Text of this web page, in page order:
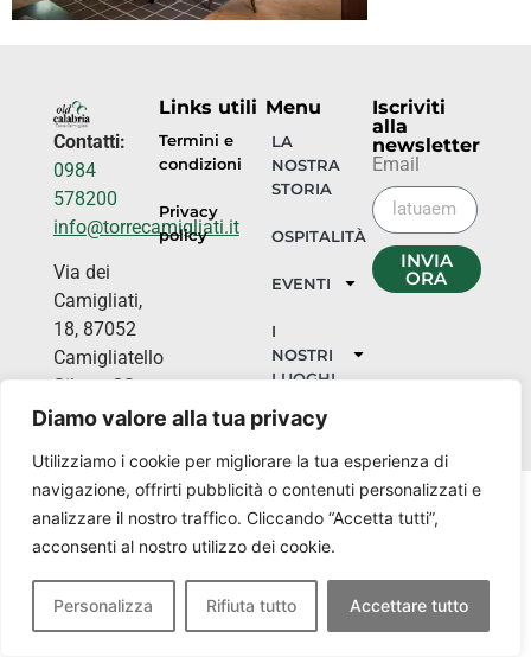
Diamo valore alla tua privacy
Utilizziamo i cookie per migliorare la tua esperienza di
navigazione, offrirti pubblicità o contenuti personalizzati e
analizzare il nostro traffico. Cliccando “Accetta tutti”,
acconsenti al nostro utilizzo dei cookie.
Personalizza Rifiuta tutto Accettare tutto
Contatti:
0984
578200
info@torrecamigliati.it
Via dei
Camigliati,
18, 87052
Camigliatello
Silano CS
Links utili
Termini e
condizioni
Privacy
policy
Menu
LA
NOSTRA
STORIA
OSPITALITÀ
EVENTI
I
NOSTRI
LUOGHI
Iscriviti
alla
newsletter
Email
INVIA
ORA